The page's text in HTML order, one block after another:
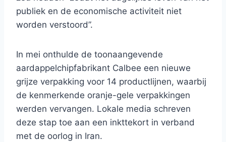
publiek en de economische activiteit niet
worden verstoord”.
In mei onthulde de toonaangevende
aardappelchipfabrikant Calbee een nieuwe
grijze verpakking voor 14 productlijnen, waarbij
de kenmerkende oranje-gele verpakkingen
werden vervangen. Lokale media schreven
deze stap toe aan een inkttekort in verband
met de oorlog in Iran.